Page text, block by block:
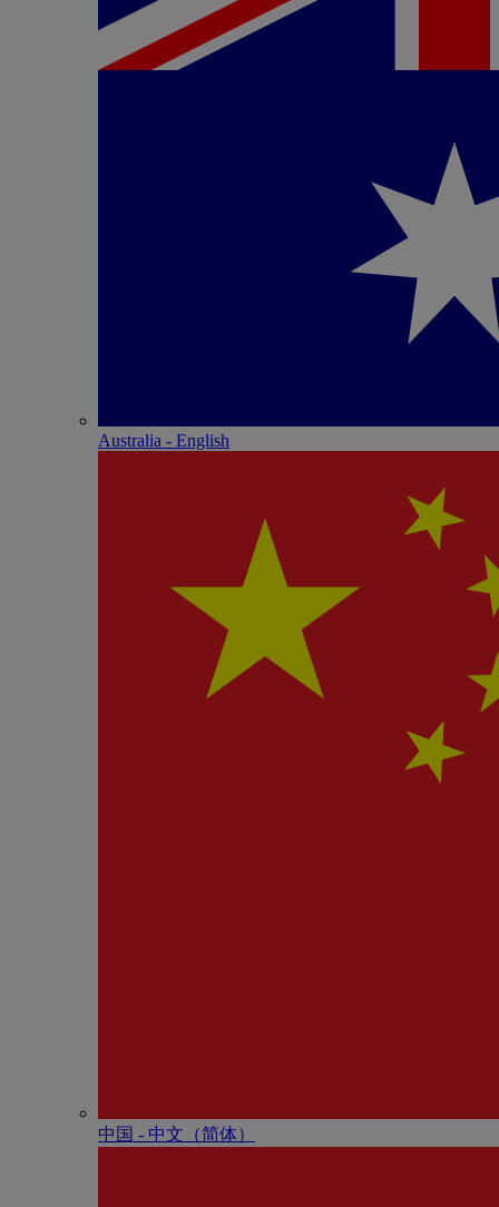
Australia - English
中国 - 中⽂（简体）